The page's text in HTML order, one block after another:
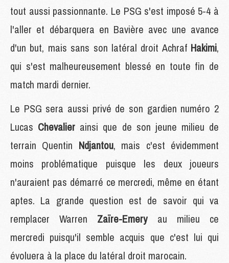
tout aussi passionnante. Le PSG s'est imposé 5-4 à
l'aller et débarquera en Bavière avec une avance
d'un but, mais sans son latéral droit Achraf Hakimi,
qui s'est malheureusement blessé en toute fin de
match mardi dernier.
Le PSG sera aussi privé de son gardien numéro 2
Lucas Chevalier ainsi que de son jeune milieu de
terrain Quentin Ndjantou, mais c'est évidemment
moins problématique puisque les deux joueurs
n'auraient pas démarré ce mercredi, même en étant
aptes. La grande question est de savoir qui va
remplacer Warren Zaïre-Emeryau milieu ce
mercredi puisqu'il semble acquis que c'est lui qui
évoluera à la place du latéral droit marocain.